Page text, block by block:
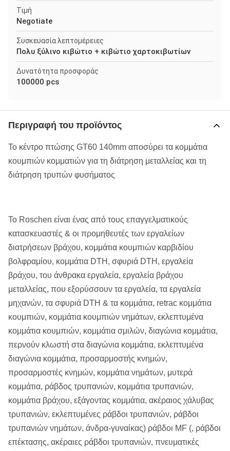
Τιμή
Negotiate
Συσκευασία λεπτομέρειες
Πολυ ξύλινο κιβώτιο + κιβώτιο χαρτοκιβωτίων
Δυνατότητα προσφοράς
100000 pcs
Περιγραφή του προϊόντος
Το κέντρο πτώσης GT60 140mm αποσύρει τα κομμάτια
κουμπιών κομματιών για τη διάτρηση μεταλλείας και τη
διάτρηση τρυπών φυσήματος
Το Roschen είναι ένας από τους επαγγελματικούς
κατασκευαστές & οι προμηθευτές των εργαλείων
διατρήσεων βράχου, κομμάτια κουμπιών καρβιδίου
βολφραμίου, κομμάτια DTH, σφυριά DTH, εργαλεία
βράχου, του άνθρακα εργαλεία, εργαλεία βράχου
μεταλλείας, που εξορύσσουν τα εργαλεία, τα εργαλεία
μηχανών, τα σφυριά DTH & τα κομμάτια, retrac κομμάτια
κουμπιών, κομμάτια κουμπιών νημάτων, εκλεπτυμένα
κομμάτια κουμπιών, κομμάτια σμιλών, διαγώνια κομμάτια,
περνούν κλωστή στα διαγώνια κομμάτια, εκλεπτυμένα
διαγώνια κομμάτια, προσαρμοστής κνημών,
προσαρμοστές κνημών, κομμάτια νημάτων, μυτερά
κομμάτια, ράβδος τρυπανιών, κομμάτια τρυπανιών,
κομμάτια βράχου, εξάγοντας κομμάτια, ακέραιος χάλυβας
τρυπανιών, εκλεπτυμένες ράβδοι τρυπανιών, ράβδοι
τρυπανιών νημάτων, άνδρα-γυναίκας) ράβδοι MF (, ράβδοι
επέκτασης, ακέραιες ράβδοι τρυπανιών, πνευματικές